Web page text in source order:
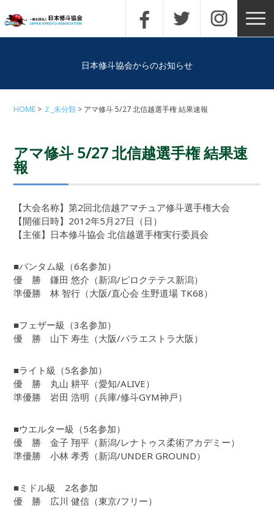
日本修斗協会からのお知らせ
HOME Ｚ_未分類 アマ修斗 5/27 北信越選手権 結果速報
アマ修斗 5/27 北信越選手権 結果速
報
【大会名称】第2回北信越アマチュア修斗選手権大会
【開催日時】2012年5月27日（日）
【主催】日本修斗協会 北信越選手権実行委員会
■バンタム級（6名参加）
優 勝 鎌田 悠介（新潟/ピロクテテス新潟）
準優勝 林 智行（大阪/直心会 生野道場 TK68）
■フェザー級（3名参加）
優 勝 山下 寿生（大阪/パラエストラ大阪）
■ライト級（5名参加）
優 勝 丸山 耕平（愛知/ALIVE）
準優勝 岩田 浩明（兵庫/修斗GYM神戸）
■ウエルター級（5名参加）
優 勝 金子 翔平（新潟/レナトゥス柔術アカデミー）
準優勝 小林 孝秀（新潟/UNDER GROUND）
■ミドル級 2名参加
優 勝 広川 健信（東京/フリー）